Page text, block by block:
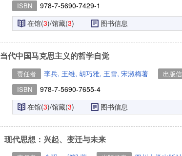
ISBN
978-7-5690-7429-1
在馆(3)/馆藏(3) 图书信息
当代中国马克思主义的哲学自觉
责任者 李兵, 王维, 胡巧雅, 王雪, 宋淑梅著 出版
ISBN
978-7-5690-7655-4
在馆(3)/馆藏(3) 图书信息
现代思想：兴起、变迁与未来